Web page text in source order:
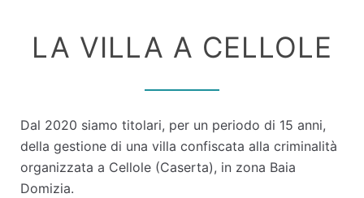
LA VILLA A CELLOLE
Dal 2020 siamo titolari, per un periodo di 15 anni,
della gestione di una villa confiscata alla criminalità
organizzata a Cellole (Caserta), in zona Baia
Domizia.